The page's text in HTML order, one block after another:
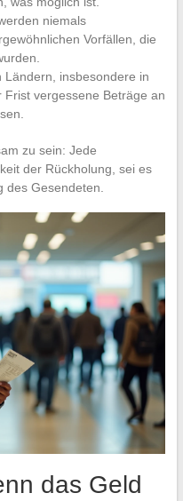
niemals
Vorfällen, die
Ländern, insbesondere in
vergessene Beträge an
zu sein: Jede
der Rückholung, sei es
Gesendeten.
das Geld